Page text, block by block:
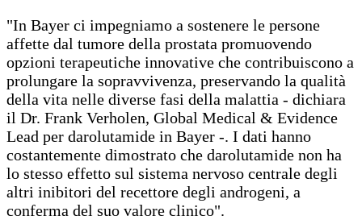
"In Bayer ci impegniamo a sostenere le persone
affette dal tumore della prostata promuovendo
opzioni terapeutiche innovative che contribuiscono a
prolungare la sopravvivenza, preservando la qualità
della vita nelle diverse fasi della malattia - dichiara
il Dr. Frank Verholen, Global Medical & Evidence
Lead per darolutamide in Bayer -. I dati hanno
costantemente dimostrato che darolutamide non ha
lo stesso effetto sul sistema nervoso centrale degli
altri inibitori del recettore degli androgeni, a
conferma del suo valore clinico".